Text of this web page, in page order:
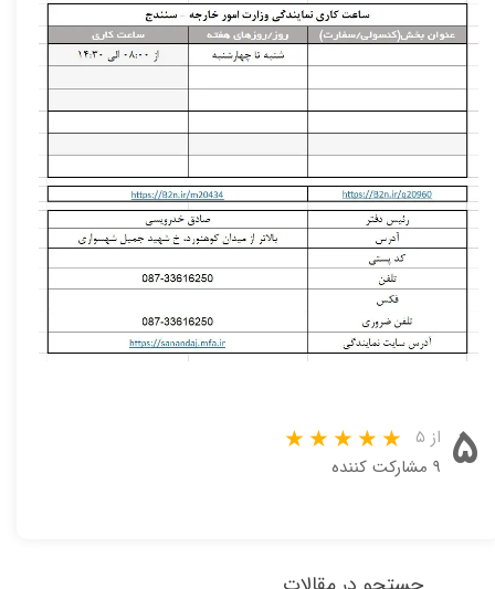
۵ از ۵
۹ مشارکت کننده